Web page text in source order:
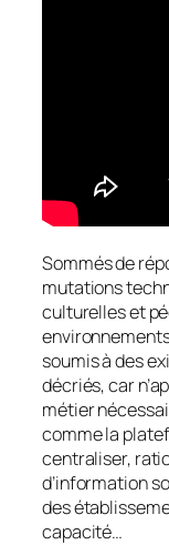
Sommés de
mutations
culturelles et
soumis à des
décriés, car
métier
comme la
centraliser,
d’information
des
capacité…